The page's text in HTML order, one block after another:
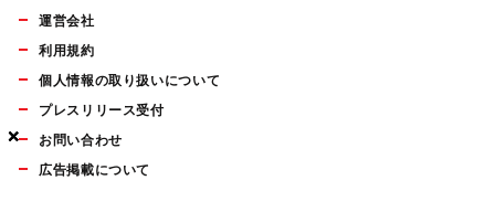
×
×
×
運営会社
利用規約
個人情報の取り扱いについて
プレスリリース受付
お問い合わせ
広告掲載について